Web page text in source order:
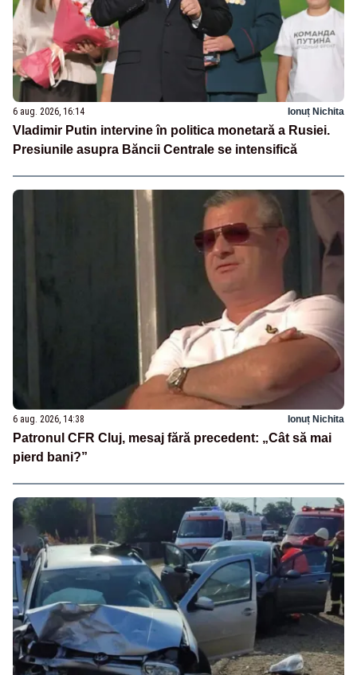
6 aug. 2026, 16:14 Ionuț Nichita
Vladimir Putin intervine în politica monetară a Rusiei.
Presiunile asupra Băncii Centrale se intensifică
6 aug. 2026, 14:38 Ionuț Nichita
Patronul CFR Cluj, mesaj fără precedent: „Cât să mai
pierd bani?”